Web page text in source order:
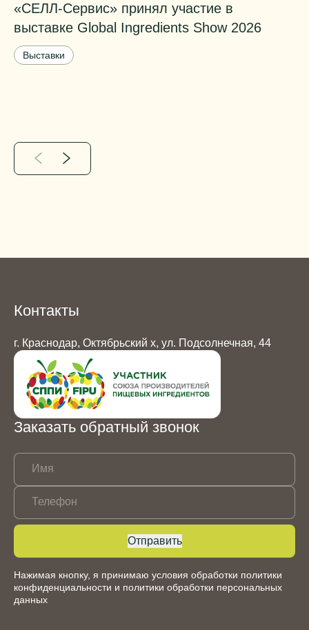
«СЕЛЛ-Сервис» принял участие в
выставке Global Ingredients Show 2026
Выставки
Контакты
г. Краснодар, Октябрьский х, ул. Подсолнечная, 44
Заказать обратный звонок
Имя
Телефон
Отправить
Нажимая кнопку, я принимаю условия обработки политики
конфиденциальности и политики обработки персональных
данных